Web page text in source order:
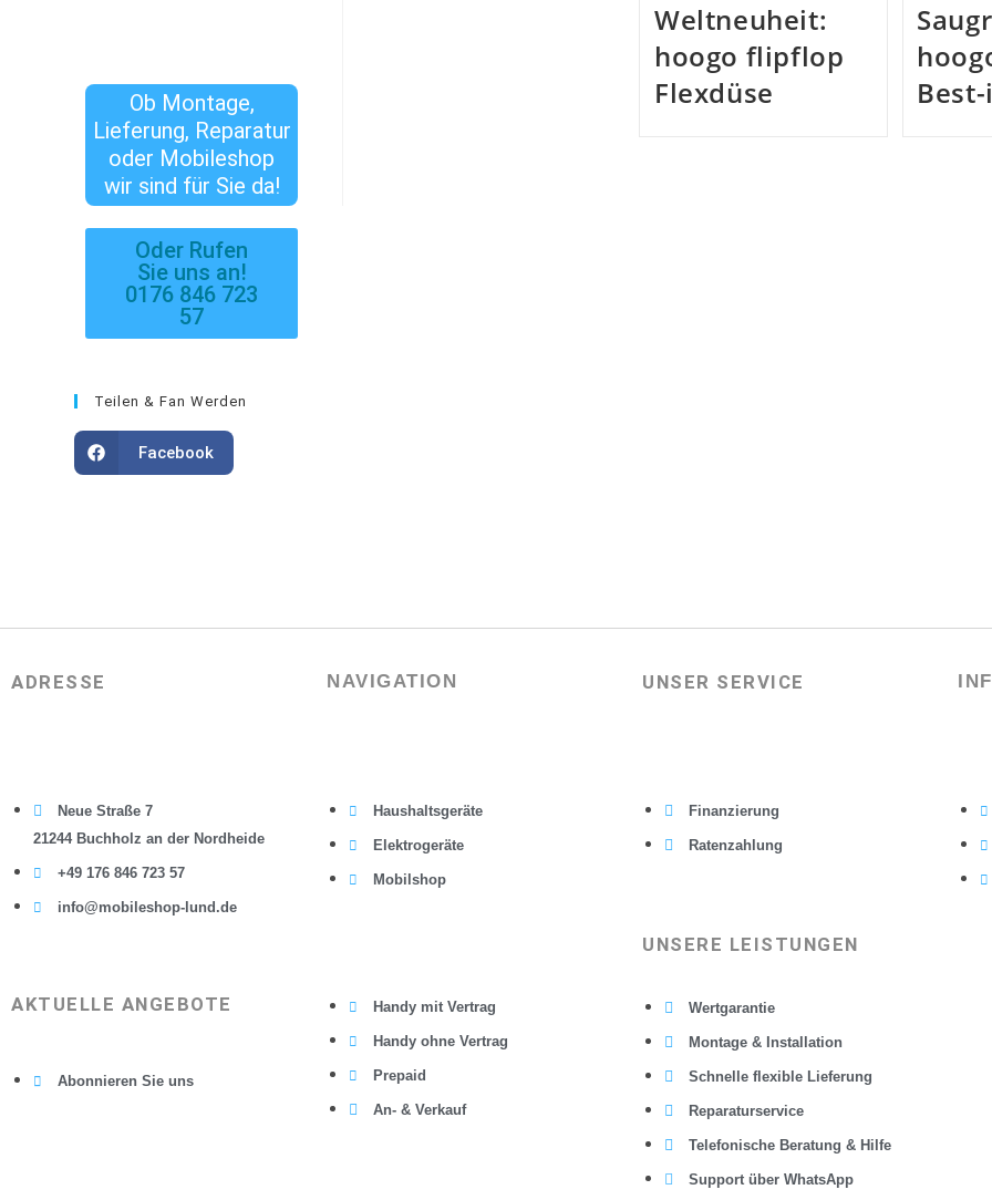
Weltneuheit:
hoogo flipflop
Flexdüse
Ob Montage,
Lieferung, Reparatur
oder Mobileshop
wir sind für Sie da!
Oder Rufen
Sie uns an!
0176 846 723
57
Teilen & Fan Werden
Facebook
ADRESSE
Neue Straße 7
21244 Buchholz an der Nordheide
+49 176 846 723 57
info@mobileshop-lund.de
AKTUELLE ANGEBOTE
Abonnieren Sie uns
NAVIGATION
Haushaltsgeräte
Elektrogeräte
Mobilshop
Handy mit Vertrag
Handy ohne Vertrag
Prepaid
An- & Verkauf
UNSER SERVICE
Finanzierung
Ratenzahlung
UNSERE LEISTUNGEN
Wertgarantie
Montage & Installation
Schnelle flexible Lieferung
Reparaturservice
Telefonische Beratung & Hilfe
Support über WhatsApp